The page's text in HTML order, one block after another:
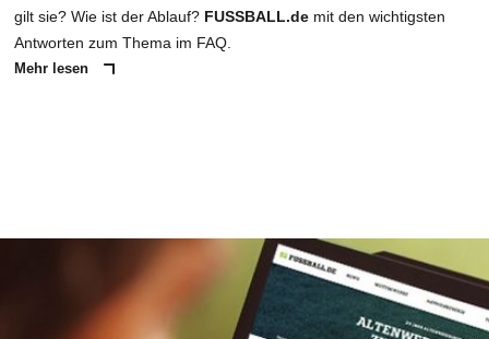
gilt sie? Wie ist der Ablauf? FUSSBALL.de mit den wichtigsten
Antworten zum Thema im FAQ.
Mehr lesen